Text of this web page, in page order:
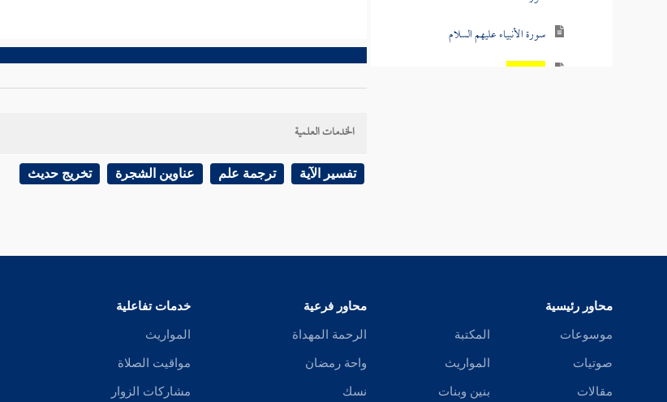
سورة الأنبياء عليهم السلام
سورة الحج
سورة طسم الشعراء
سورة العنكبوت
الخدمات العلمية
تفسير الآية ترجمة علم عناوين الشجرة تخريج حديث
محاور رئيسية
موسوعات
صوتيات
مقالات
المكتبة
المواريث
بنين وبنات
محاور فرعية
الرحمة المهداة
واحة رمضان
نسك
خدمات تفاعلية
المواريث
مواقيت الصلاة
مشاركات الزوار